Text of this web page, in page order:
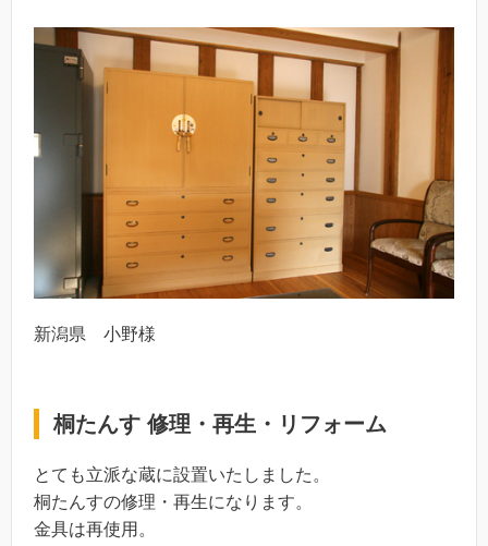
新潟県 小野様
桐たんす 修理・再生・リフォーム
とても立派な蔵に設置いたしました。
桐たんすの修理・再生になります。
金具は再使用。